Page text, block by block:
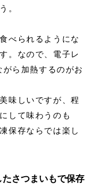
。
べられるようにな
。なので、電子レ
ら加熱するのがお
味しいですが、程
して味わうのも
保存ならでは楽し
さつまいもで保存